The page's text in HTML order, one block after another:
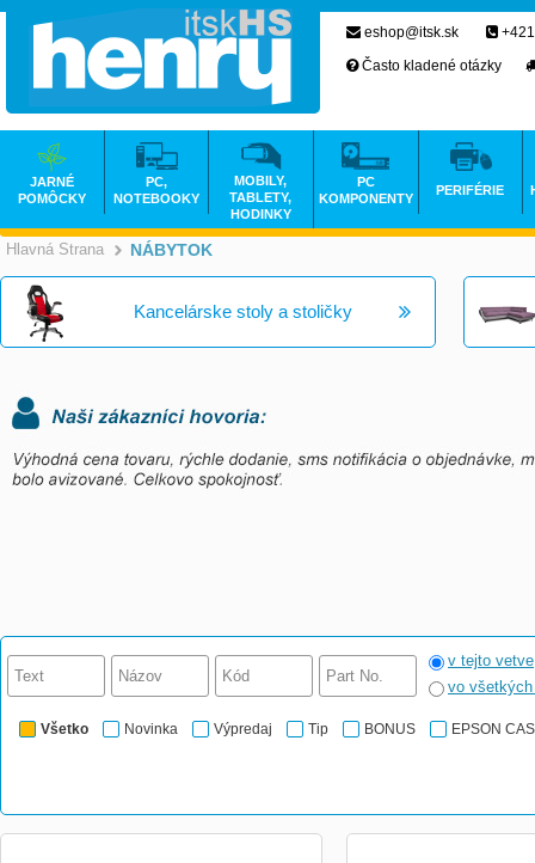
Hlavná Strana >
NÁBYTOK
Kancelárske stoly a stoličky
v tejto vetve
vo
Všetko Novinka Výpredaj Tip BONUS EPSON
eshop@itsk.sk
Často kladené otázky
JARNÉ
POMÔCKY
PC,
NOTEBOOKY
MOBILY,
TABLETY,
HODINKY
PC
KOMPONENTY
PERIFÉRIE